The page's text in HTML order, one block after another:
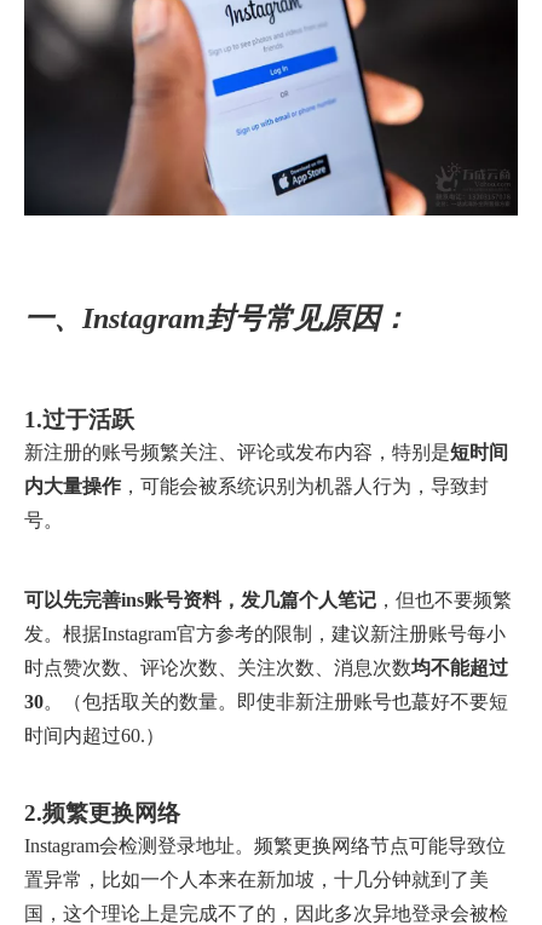
一、Instagram封号常见原因：
1.过于活跃
新注册的账号频繁关注、评论或发布内容，特别是短时间
内大量操作 ，可能会被系统识别为机器人行为，导致封
号。
可以先完善ins账号资料，发几篇个人笔记 ，但也不要频繁
发。根据Instagram官方参考的限制，建议新注册账号每小
时点赞次数、评论次数、关注次数、消息次数均不能超过
30。（包括取关的数量。即使非新注册账号也蕞好不要短
时间内超过60.）
2.频繁更换网络
Instagram会检测登录地址。频繁更换网络节点可能导致位
置异常，比如一个人本来在新加坡，十几分钟就到了美
国，这个理论上是完成不了的，因此多次异地登录会被检